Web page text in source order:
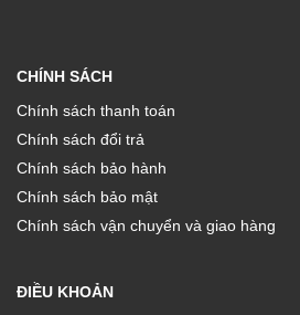
CHÍNH SÁCH
Chính sách thanh toán
Chính sách đổi trả
Chính sách bảo hành
Chính sách bảo mật
Chính sách vận chuyển và giao hàng
ĐIỀU KHOẢN